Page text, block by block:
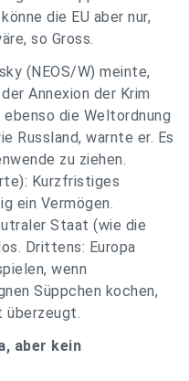
die EU aber nur,
so Gross.
(NEOS/W) meinte,
Annexion der Krim
die Weltordnung
Russland, warnte er. Es
zu ziehen.
Kurzfristiges
ein Vermögen.
Staat (wie die
Drittens: Europa
wenn
Süppchen kochen,
überzeugt.
aber kein